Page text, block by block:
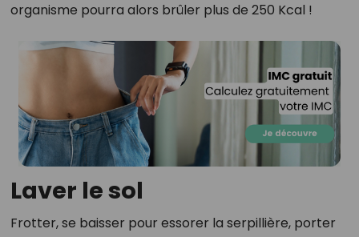
organisme pourra alors brûler plus de 250 Kcal !
Laver le sol
Frotter, se baisser pour essorer la serpillière, porter